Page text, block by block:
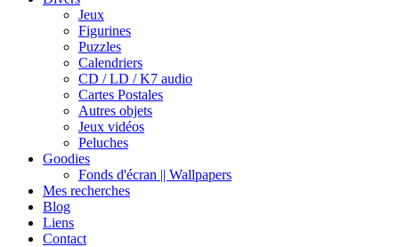
Jeux
Figurines
Puzzles
Calendriers
CD / LD / K7 audio
Cartes Postales
Autres objets
Jeux vidéos
Peluches
Goodies
Fonds d'écran || Wallpapers
Mes recherches
Blog
Liens
Contact